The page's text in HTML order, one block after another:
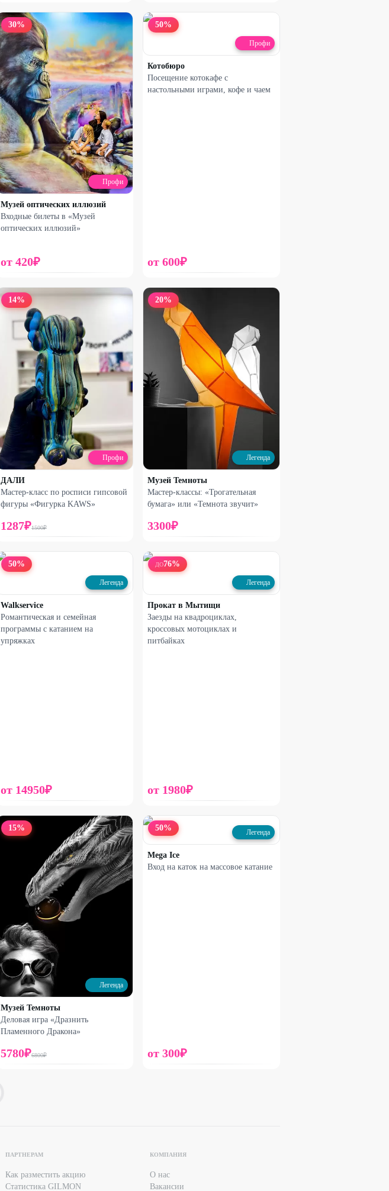
30%
Профи
Музей оптических иллюзий
Входные билеты в «Музей
оптических иллюзий»
от 420₽
50%
Профи
Котобюро
Посещение котокафе с
настольными играми, кофе и чаем
от 600₽
14%
Профи
ДАЛИ
Мастер-класс по росписи гипсовой
фигуры «Фигурка KAWS»
1287₽1500₽
20%
Легенда
Музей Темноты
Мастер-классы: «Трогательная
бумага» или «Темнота звучит»
3300₽
50%
Легенда
Walkservice
Романтическая и семейная
программы с катанием на
упряжках
от 14950₽
ДО76%
Легенда
Прокат в Мытищи
Заезды на квадроциклах,
кроссовых мотоциклах и
питбайках
от 1980₽
15%
Легенда
Музей Темноты
Деловая игра «Дразнить
Пламенного Дракона»
5780₽6800₽
50% Легенда
Mega Ice
Вход на каток на массовое катание
от 300₽
ПАРТНЕРАМ
Как разместить акцию
Статистика GILMON
КОМПАНИЯ
О нас
Вакансии